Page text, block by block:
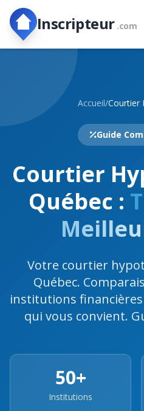
Inscripteur .com
Accueil/Courtier
Guide
Courtier
Québec :
Votre courtier
Québec.
institutions
qui vous convient.
50+
Institutions